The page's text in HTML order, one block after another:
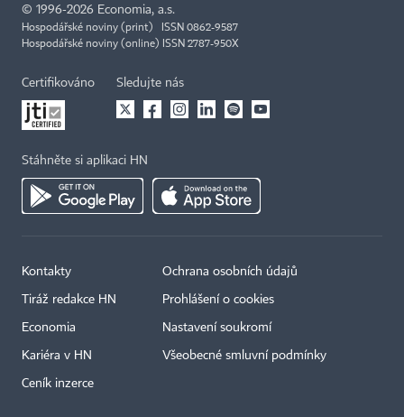
© 1996-2026 Economia, a.s.
Hospodářské noviny (print) ISSN 0862-9587
Hospodářské noviny (online) ISSN 2787-950X
Certifikováno Sledujte nás
Stáhněte si aplikaci HN
Kontakty
Tiráž redakce HN
Economia
Kariéra v HN
Ceník inzerce
Ochrana osobních údajů
Prohlášení o cookies
Nastavení soukromí
Všeobecné smluvní podmínky